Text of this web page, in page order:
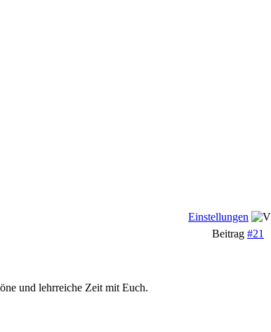
Einstellungen
Beitrag #21
und lehrreiche Zeit mit Euch.